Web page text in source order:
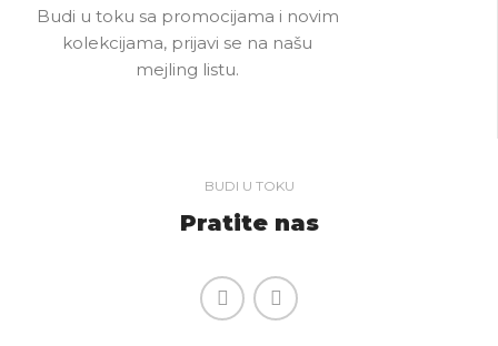
Budi u toku sa promocijama i novim
kolekcijama, prijavi se na našu
mejling listu.
BUDI U TOKU
Pratite nas